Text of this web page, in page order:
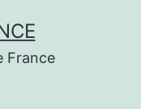
France